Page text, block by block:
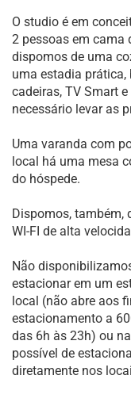
O studio é em
2 pessoas em cama
dispomos de uma
uma estadia prática,
cadeiras, TV Smart
necessário levar as
Uma varanda com
local há uma mesa
do hóspede.
Dispomos, também,
WI-FI de alta
Não
estacionar em um
local (não abre aos
estacionamento a
das 6h às 23h) ou
possível de
diretamente nos